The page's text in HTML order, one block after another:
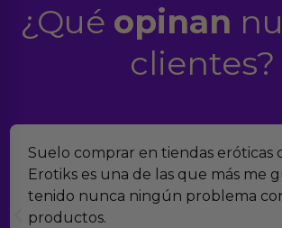
¿Qué opinan
clientes?
Suelo comprar en tiendas eróticas
Erotiks es una de las que más me
tenido nunca ningún problema
productos.